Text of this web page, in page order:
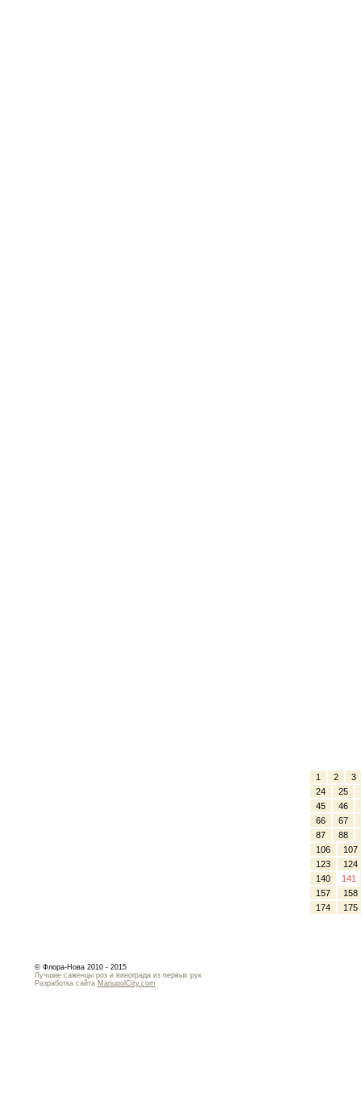
1 2
3
24
25
45
46
66
67
87
88
106
107
123
124
140
141
157
158
174
175
© Флора-Нова 2010 - 2015
Лучшие саженцы роз и винограда из первых рук
Разработка сайта MariupolCity.com